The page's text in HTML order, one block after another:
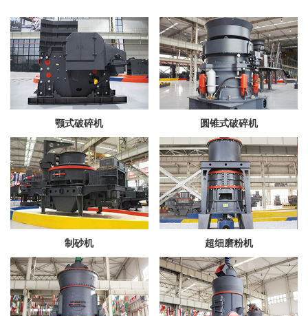
颚式破碎机 圆锥式破碎机
制砂机 超细磨粉机